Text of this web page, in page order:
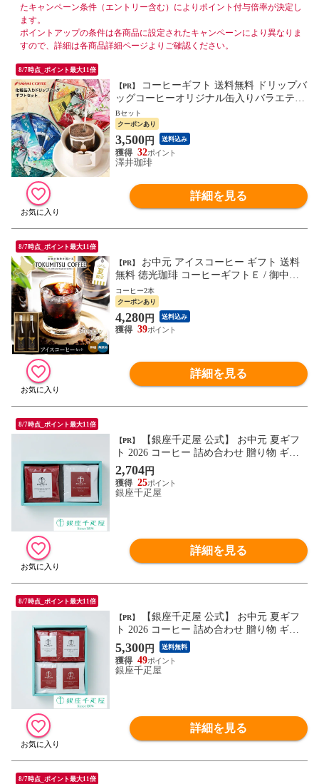
たキャンペーン条件（エントリー含む）によりポイント付与倍率が決定し
ます。
ポイントアップの条件は各商品に設定されたキャンペーンにより異なりま
すので、詳細は各商品詳細ページよりご確認ください。
8/7時点_ポイント最大11倍
【PR】
ッグコーヒーオリジナル缶入りバラエティ
ーギフト【 Bセット 】※ラッピング無料
詰め合わせ 珈琲 ギフト 高級 ギフトセット
ドリップコーヒー 誕生日 結婚祝い おもた
せ 手土産 20袋入り 内祝い プレゼント ギ
フトセット 贈答品 お中元 夏ギフト
Bセット
クーポンあり
3,500円 送料込み
32
澤井珈琲
詳細を見る
8/7時点_ポイント最大11倍
【PR】
無料 徳光珈琲 コーヒーギフトＥ / 御中元
お中元ギフト 夏ギフト 2026 内祝い 夏限定
数量限定 無添加 珈琲 アイス コーヒー 無
糖 ブラック 瓶 瓶入り ボトル コーヒーギ
フト セット おしゃれ オシャレ 人気 高級
コーヒー2本
クーポンあり
4,280円 送料込み
39
詳細を見る
8/7時点_ポイント最大11倍
【PR】
ト 2026 コーヒー 詰め合わせ 贈り物 ギフ
ト 千疋屋 ドリップコーヒーセット【10袋
入】
2,704円
25
銀座千疋屋
詳細を見る
8/7時点_ポイント最大11倍
【PR】
ト 2026 コーヒー 詰め合わせ 贈り物 ギフ
ト 千疋屋 ドリップコーヒーセット【20袋
入】
5,300円 送料無料
49
銀座千疋屋
詳細を見る
8/7時点_ポイント最大11倍